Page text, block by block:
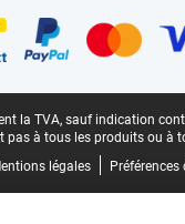
la TVA, sauf indication
pas à tous les produits ou à
légales Préférences